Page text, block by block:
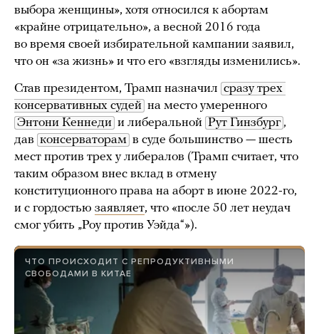
выбора женщины», хотя относился к абортам
«крайне отрицательно», а весной 2016 года
во время своей избирательной кампании заявил,
что он «за жизнь» и что его «взгляды изменились».
Став президентом, Трамп назначил сразу трех
консервативных судей на место умеренного
Энтони Кеннеди и либеральной Рут Гинзбург ,
дав консерваторам в суде большинство — шесть
мест против трех у либералов (Трамп считает, что
таким образом внес вклад в отмену
конституционного права на аборт в июне 2022-го,
и с гордостью заявляет, что «после 50 лет неудач
смог убить „Роу против Уэйда“»).
ЧТО ПРОИСХОДИТ С РЕПРОДУКТИВНЫМИ
СВОБОДАМИ В КИТАЕ